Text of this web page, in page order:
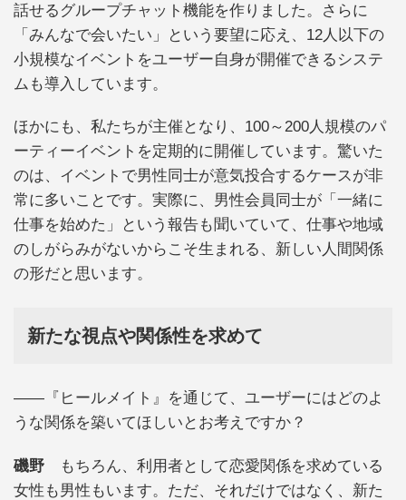
話せるグループチャット機能を作りました。さらに
「みんなで会いたい」という要望に応え、12人以下の
小規模なイベントをユーザー自身が開催できるシステ
ムも導入しています。
ほかにも、私たちが主催となり、100～200人規模のパ
ーティーイベントを定期的に開催しています。驚いた
のは、イベントで男性同士が意気投合するケースが非
常に多いことです。実際に、男性会員同士が「一緒に
仕事を始めた」という報告も聞いていて、仕事や地域
のしがらみがないからこそ生まれる、新しい人間関係
の形だと思います。
新たな視点や関係性を求めて
――『ヒールメイト』を通じて、ユーザーにはどのよ
うな関係を築いてほしいとお考えですか？
磯野 もちろん、利用者として恋愛関係を求めている
女性も男性もいます。ただ、それだけではなく、新た